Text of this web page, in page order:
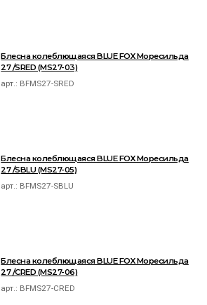
Блесна колеблющаяся BLUE FOX Моресильда
27 /SRED (MS27-03)
арт.: BFMS27-SRED
Блесна колеблющаяся BLUE FOX Моресильда
27 /SBLU (MS27-05)
арт.: BFMS27-SBLU
Блесна колеблющаяся BLUE FOX Моресильда
27 /CRED (MS27-06)
арт.: BFMS27-CRED